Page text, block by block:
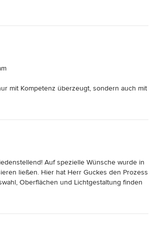
mit Kompetenz überzeugt, sondern auch mit
nicht nur verstanden, sondern
freundlich, lösungsorientiert und geprägt
Jedes Detail sitzt, jede Entscheidung wurde
dieses Projekt gemeinsam zu realisieren
Auf spezielle Wünsche wurde in
ließen. Hier hat Herr Guckes den Prozess
Oberflächen und Lichtgestaltung finden